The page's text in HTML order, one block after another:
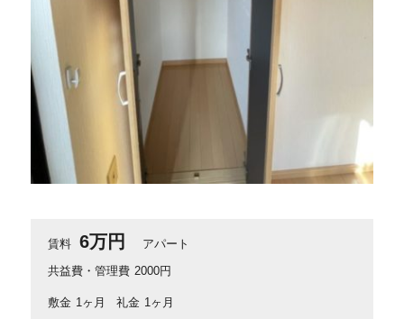
賃料 6万円
アパート
共益費・管理費 2000円
敷金 1ヶ月 礼金 1ヶ月